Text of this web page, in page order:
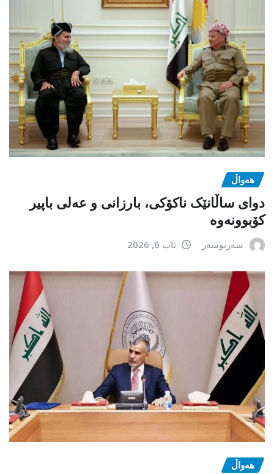
هەواڵ
دوای ساڵانێک ناکۆکی، بارزانی و عەلی باپیر
کۆبوونەوە
سەرنوسەر ئاب 6, 2026
هەواڵ